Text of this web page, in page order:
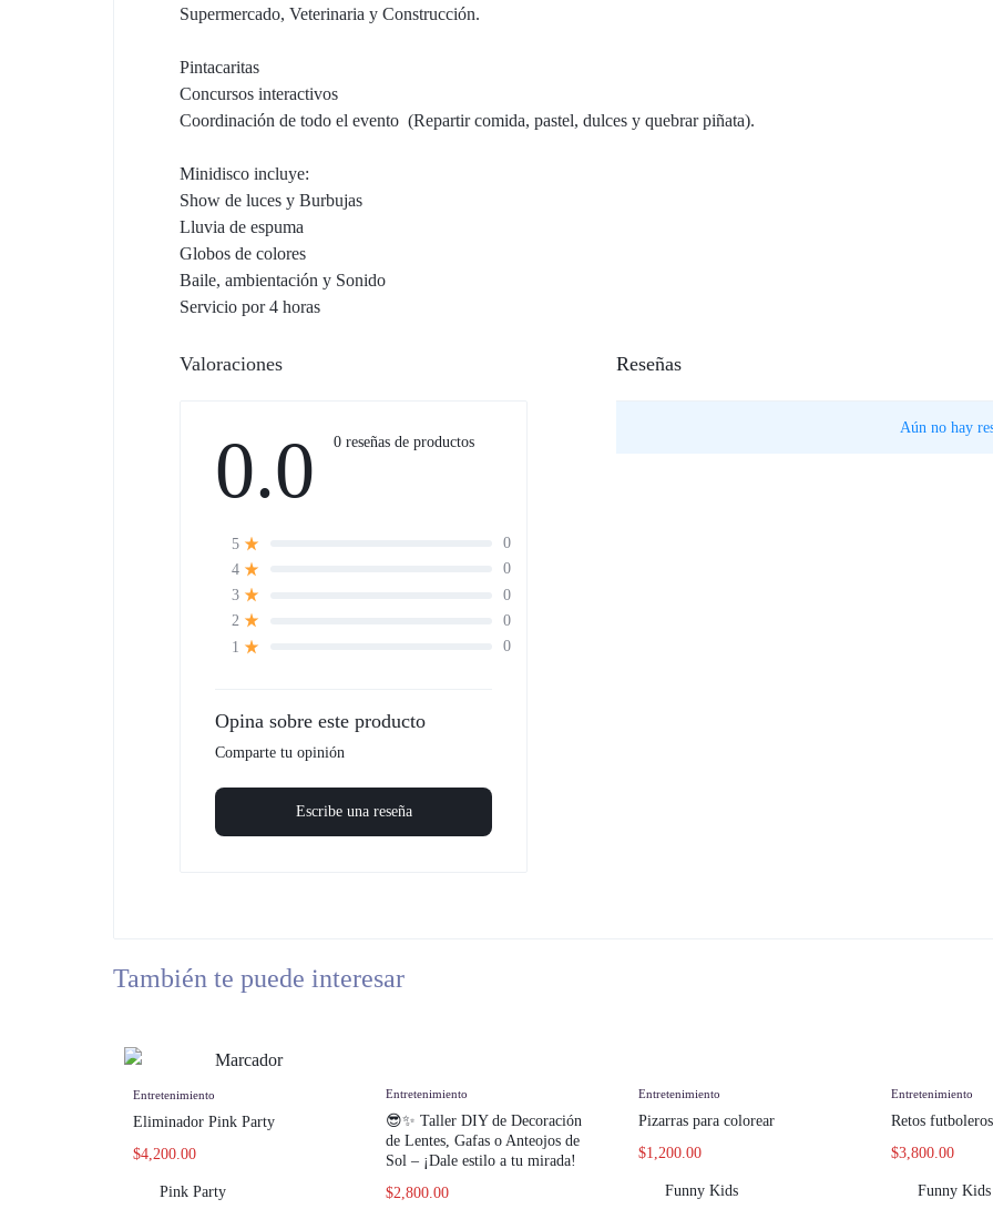
Supermercado, Veterinaria y Construcción.
Pintacaritas
Concursos interactivos
Coordinación de todo el evento (Repartir comida, pastel, dulces y quebrar piñata).
Minidisco incluye:
Show de luces y Burbujas
Lluvia de espuma
Globos de colores
Baile, ambientación y Sonido
Servicio por 4 horas
Valoraciones
0.0 0 reseñas de productos
5
0
4
0
3
0
2
0
1
0
Opina sobre este producto
Comparte tu opinión
Escribe una reseña
Reseñas
Aún no hay
También te puede interesar
Entretenimiento
Eliminador Pink Party
$4,200.00
Pink Party
Entretenimiento
😎✨ Taller DIY de Decoración
de Lentes, Gafas o Anteojos de
Sol – ¡Dale estilo a tu mirada!
$2,800.00
Entretenimiento
Pizarras para colorear
$1,200.00
Funny Kids
Entretenimiento
Retos futboleros
$3,800.00
Funny Kids